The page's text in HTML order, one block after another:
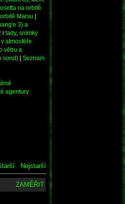
na orbitě
Marsu
3) a
i tady, snímky
atmosféře
větru a
sond)
Seznam
agentury
Nejstarší
ZAMĚŘIT